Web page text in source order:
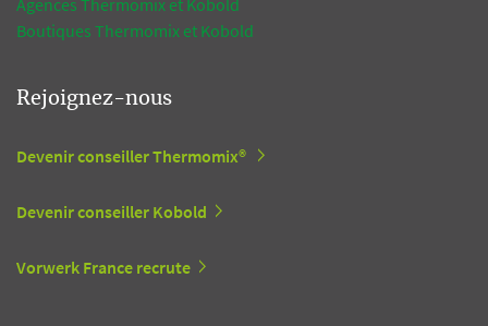
Agences Thermomix et Kobold
Boutiques Thermomix et Kobold
Rejoignez-nous
Devenir conseiller Thermomix®
Devenir conseiller Kobold
Vorwerk France recrute